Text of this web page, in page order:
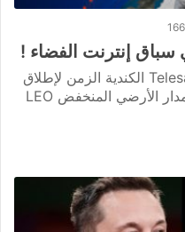
166
حيروت – متابعات تسابق شركة Telesat الكندية الزمن لإطلاق
كوكبة من الأقمار الصناعية ذات المدار الأرضي المنخفض LEO